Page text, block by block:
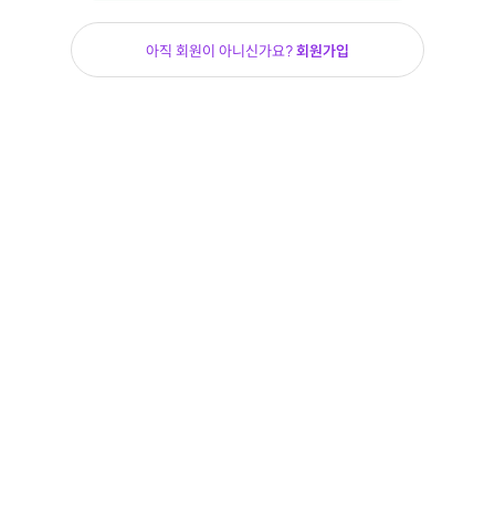
아직 회원이 아니신가요?회원가입